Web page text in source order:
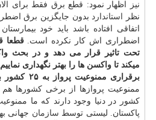
نیز اظهار نمود: قطع برق فقط برای
نظر
استانداردبدون جایگزین برق
اتفاقی افتاده باشد باید خود
اضطراری اش کار نکرده است.قطعا
تحت تاثیر قرار می دهد و در بحث
میکند تا واکسن ها را بهتر نگهداری
برقراری ممنوعیت پرواز به ۲۵ کشور به سبب کرونا
کشور در دنیا وجود دارند که ما
پاکستان. لیستی توسط سازمان جهانی